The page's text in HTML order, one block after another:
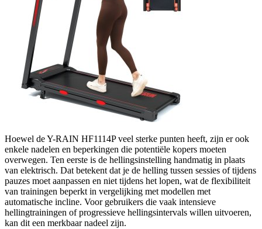
Hoewel de Y-RAIN HF1114P veel sterke punten heeft, zijn er ook
enkele nadelen en beperkingen die potentiële kopers moeten
overwegen. Ten eerste is de hellingsinstelling handmatig in plaats
van elektrisch. Dat betekent dat je de helling tussen sessies of tijdens
pauzes moet aanpassen en niet tijdens het lopen, wat de flexibiliteit
van trainingen beperkt in vergelijking met modellen met
automatische incline. Voor gebruikers die vaak intensieve
hellingtrainingen of progressieve hellingsintervals willen uitvoeren,
kan dit een merkbaar nadeel zijn.